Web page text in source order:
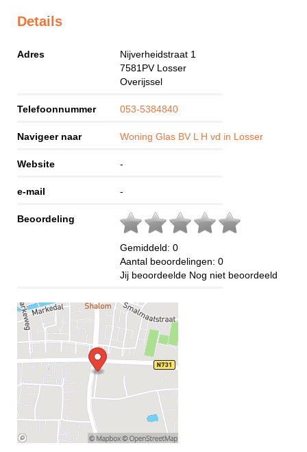
Details
Adres
Nijverheidstraat 1
7581PV Losser
Overijssel
Telefoonnummer 053-5384840
Navigeer naar Woning Glas BV L H vd in Losser
Website -
e-mail -
Beoordeling
Gemiddeld: 0
Aantal beoordelingen: 0
Jij beoordeelde Nog niet beoordeeld